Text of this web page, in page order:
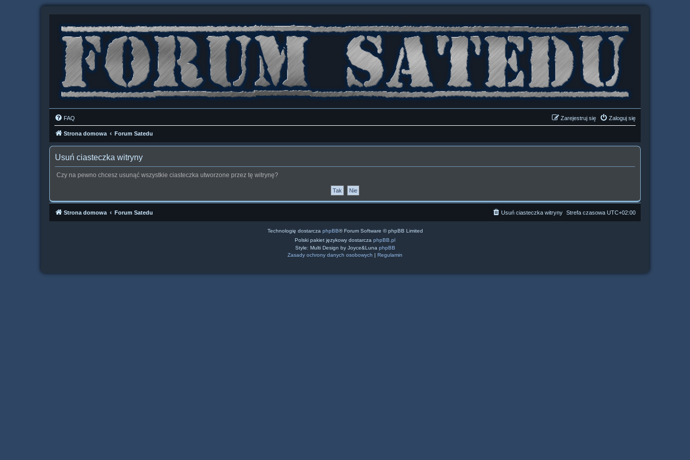
FAQ Zaloguj się
Zarejestruj się
Strona domowa Forum Satedu
Usuń ciasteczka witryny
Czy na pewno chcesz usunąć wszystkie ciasteczka utworzone przez tę witrynę?
Strona domowa Forum Satedu Strefa czasowa UTC+02:00
Usuń ciasteczka witryny
Technologię dostarcza phpBB® Forum Software © phpBB Limited
Polski pakiet językowy dostarcza phpBB.pl
Style: Multi Design by Joyce&Luna phpBB
Zasady ochrony danych osobowych | Regulamin